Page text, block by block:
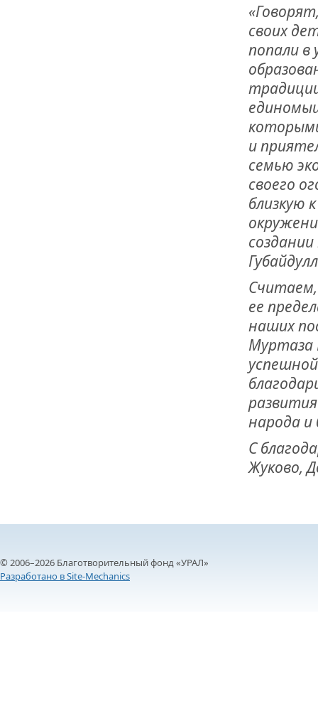
своих
попали в
и
семью
своего
близкую
ее
наших
Муртаза
народа и
С
Жуково,
© 2006–2026 Благотворительный фонд «УРАЛ»
Разработано в Site-Mechanics